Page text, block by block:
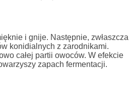
i gnije. Następnie, zwłaszcza
konidialnych z zarodnikami.
całej partii owoców. W efekcie
zapach fermentacji.